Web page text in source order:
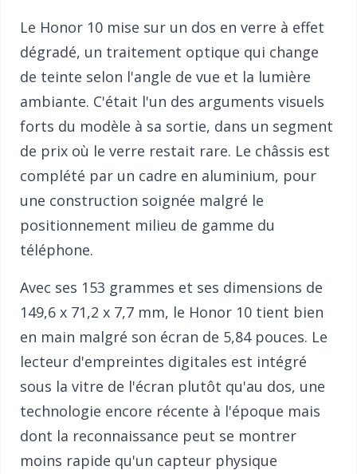
Le Honor 10 mise sur un dos en verre à effet
dégradé, un traitement optique qui change
de teinte selon l'angle de vue et la lumière
ambiante. C'était l'un des arguments visuels
forts du modèle à sa sortie, dans un segment
de prix où le verre restait rare. Le châssis est
complété par un cadre en aluminium, pour
une construction soignée malgré le
positionnement milieu de gamme du
téléphone.
Avec ses 153 grammes et ses dimensions de
149,6 x 71,2 x 7,7 mm, le Honor 10 tient bien
en main malgré son écran de 5,84 pouces. Le
lecteur d'empreintes digitales est intégré
sous la vitre de l'écran plutôt qu'au dos, une
technologie encore récente à l'époque mais
dont la reconnaissance peut se montrer
moins rapide qu'un capteur physique